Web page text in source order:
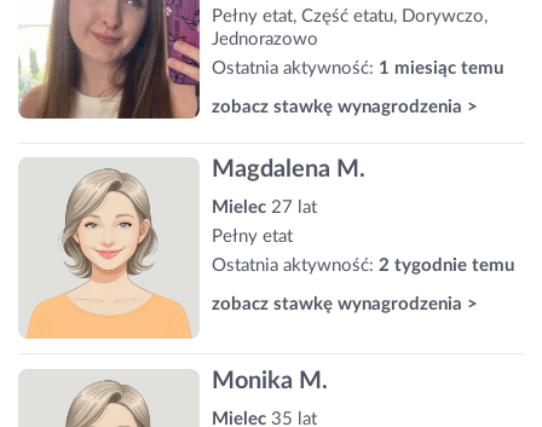
Pełny etat, Część etatu, Dorywczo,
Jednorazowo
Ostatnia aktywność: 1 miesiąc temu
zobacz stawkę wynagrodzenia >
Magdalena M.
Mielec 27 lat
Pełny etat
Ostatnia aktywność: 2 tygodnie temu
zobacz stawkę wynagrodzenia >
Monika M.
Mielec 35 lat